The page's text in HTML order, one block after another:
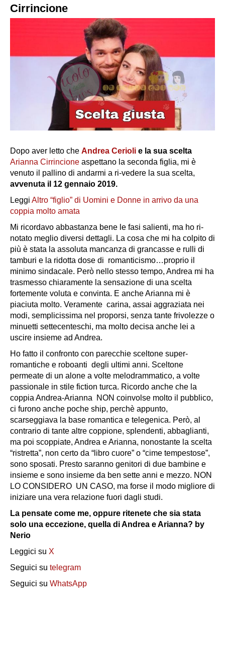
Cirrincione
Dopo aver letto che Andrea Cerioli e la sua scelta
Arianna Cirrincione aspettano la seconda figlia, mi è
venuto il pallino di andarmi a ri-vedere la sua scelta,
avvenuta il 12 gennaio 2019.
Leggi Altro “figlio” di Uomini e Donne in arrivo da una
coppia molto amata
Mi ricordavo abbastanza bene le fasi salienti, ma ho ri-
notato meglio diversi dettagli. La cosa che mi ha colpito di
più è stata la assoluta mancanza di grancasse e rulli di
tamburi e la ridotta dose di romanticismo…proprio il
minimo sindacale. Però nello stesso tempo, Andrea mi ha
trasmesso chiaramente la sensazione di una scelta
fortemente voluta e convinta. E anche Arianna mi è
piaciuta molto. Veramente carina, assai aggraziata nei
modi, semplicissima nel proporsi, senza tante frivolezze o
minuetti settecenteschi, ma molto decisa anche lei a
uscire insieme ad Andrea.
Ho fatto il confronto con parecchie sceltone super-
romantiche e roboanti degli ultimi anni. Sceltone
permeate di un alone a volte melodrammatico, a volte
passionale in stile fiction turca. Ricordo anche che la
coppia Andrea-Arianna NON coinvolse molto il pubblico,
ci furono anche poche ship, perchè appunto,
scarseggiava la base romantica e telegenica. Però, al
contrario di tante altre coppione, splendenti, abbaglianti,
ma poi scoppiate, Andrea e Arianna, nonostante la scelta
“ristretta”, non certo da “libro cuore” o “cime tempestose”,
sono sposati. Presto saranno genitori di due bambine e
insieme e sono insieme da ben sette anni e mezzo. NON
LO CONSIDERO UN CASO, ma forse il modo migliore di
iniziare una vera relazione fuori dagli studi.
La pensate come me, oppure ritenete che sia stata
solo una eccezione, quella di Andrea e Arianna? by
Nerio
Leggici su X
Seguici su telegram
Seguici su WhatsApp